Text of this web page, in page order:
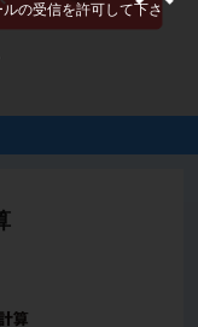
の受信を許可して下さ